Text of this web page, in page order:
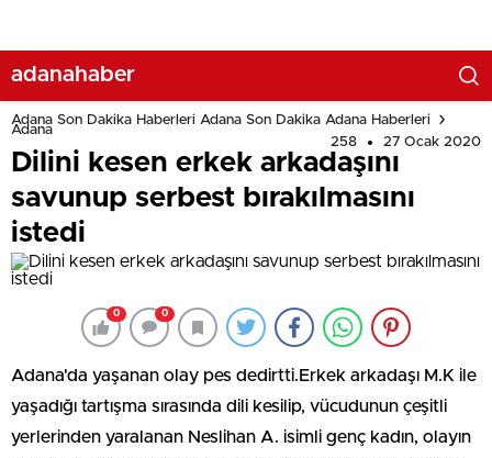
adanahaber
Adana Son Dakika Haberleri Adana Son Dakika Adana Haberleri
Adana
258
27 Ocak 2020
Dilini kesen erkek arkadaşını
savunup serbest bırakılmasını
istedi
0 0
Adana'da yaşanan olay pes dedirtti.Erkek arkadaşı M.K ile
yaşadığı tartışma sırasında dili kesilip, vücudunun çeşitli
yerlerinden yaralanan Neslihan A. isimli genç kadın, olayın